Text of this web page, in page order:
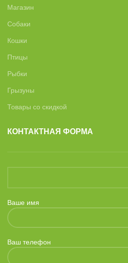
Магазин
Собаки
Кошки
Птицы
Рыбки
Грызуны
Товары со скидкой
КОНТАКТНАЯ ФОРМА
Ваше имя
Ваш телефон